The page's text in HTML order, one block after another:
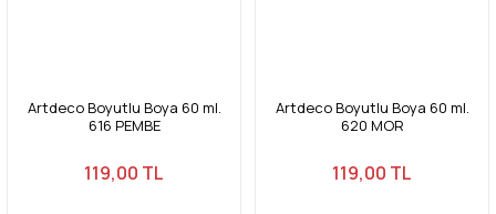
Artdeco Boyutlu Boya 60 ml.
616 PEMBE
119,00 TL
Artdeco Boyutlu Boya 60 ml.
620 MOR
119,00 TL